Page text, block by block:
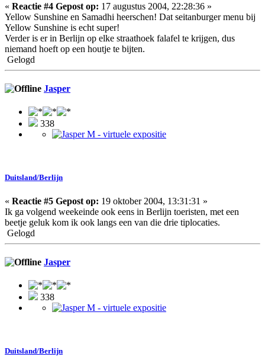
« Reactie #4 Gepost op: 17 augustus 2004, 22:28:36 »
Yellow Sunshine en Samadhi heerschen! Dat seitanburger menu bij
Yellow Sunshine is echt super!
Verder is er in Berlijn op elke straathoek falafel te krijgen, dus
niemand hoeft op een houtje te bijten.
Gelogd
Jasper
338
Duitsland/Berlijn
« Reactie #5 Gepost op: 19 oktober 2004, 13:31:31 »
Ik ga volgend weekeinde ook eens in Berlijn toeristen, met een
beetje geluk kom ik ook langs een van die drie tiplocaties.
Gelogd
Jasper
338
Duitsland/Berlijn